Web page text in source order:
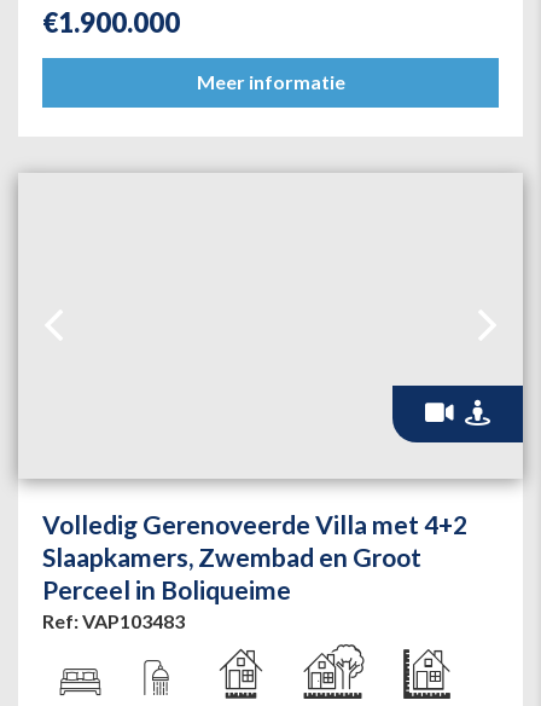
€1.900.000
Meer informatie
Volledig Gerenoveerde Villa met 4+2
Slaapkamers, Zwembad en Groot
Perceel in Boliqueime
Ref: VAP103483